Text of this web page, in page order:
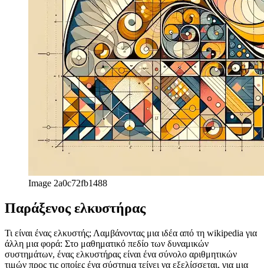
afrikaans
afrikaans
العربية
العربية
deutsch
deutsch
ελληνικά
ελληνικά
english
english
esperanto
esperanto
español
español
עברית
עברית
हिन्दी
magyar
magyar
italiano
italiano
日本語